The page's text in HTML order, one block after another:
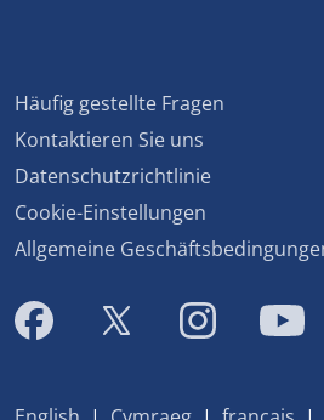
Häufig gestellte Fragen
Kontaktieren Sie uns
Datenschutzrichtlinie
Cookie-Einstellungen
Allgemeine